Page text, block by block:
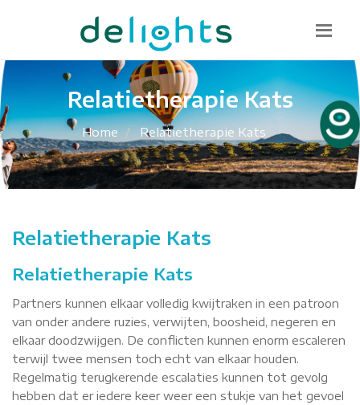
085 130 1482
info@delights.nu
Relatietherapie Kats
Home Relatietherapie Kats
Relatietherapie Kats
Relatietherapie Kats
Partners kunnen elkaar volledig kwijtraken in een patroon
van onder andere ruzies, verwijten, boosheid, negeren en
elkaar doodzwijgen. De conflicten kunnen enorm escaleren
terwijl twee mensen toch echt van elkaar houden.
Regelmatig terugkerende escalaties kunnen tot gevolg
hebben dat er iedere keer weer een stukje van het gevoel